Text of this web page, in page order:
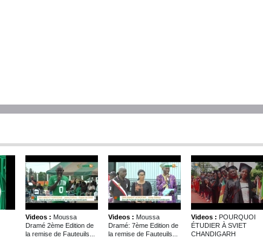
Videos : Moussa
Dramé 2ème Edition de
la remise de Fauteuils...
Videos : Moussa
Dramé: 7ème Edition de
la remise de Fauteuils...
Videos : POURQUOI
ÉTUDIER À SVIET
CHANDIGARH